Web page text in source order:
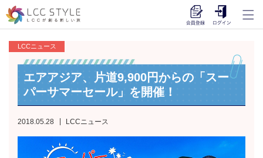
LCCニュース
エアアジア、片道9,900円からの「スー
パーサマーセール」を開催！
2018.05.28 LCCニュース